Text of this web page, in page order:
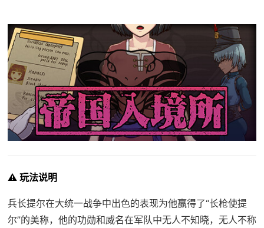
⚠️ 玩法说明
兵长提尔在大统一战争中出色的表现为他赢得了“长枪使提
尔”的美称，他的功勋和威名在军队中无人不知晓，无人不称